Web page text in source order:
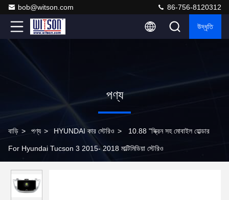
bob@witson.com 86-756-8120312
উদ্ধৃতি
পণ্য
বাড়ি > পণ্য > HYUNDAI কার স্টেরিও > 10.88 "স্ক্রিন সহ মোবাইল হোল্ডার
For Hyundai Tucson 3 2015- 2018 মাল্টিমিডিয়া স্টেরিও